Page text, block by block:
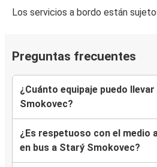
Los servicios a bordo están
Preguntas frecuentes
¿Cuánto equipaje puedo
Smokovec?
¿Es respetuoso con el medio
en bus a Starý Smokovec?